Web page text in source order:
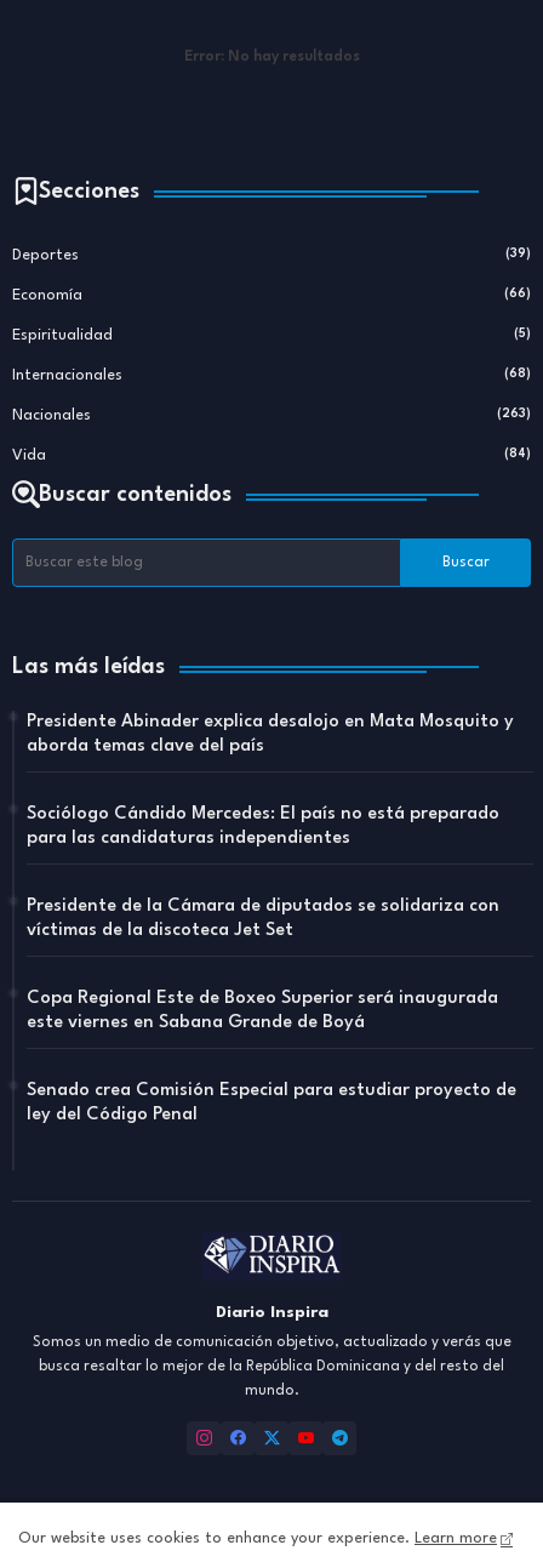
Error: No hay resultados
Secciones
Deportes (39)
Economía (66)
Espiritualidad (5)
Internacionales (68)
Nacionales (263)
Vida (84)
Buscar contenidos
Las más leídas
Presidente Abinader explica desalojo en Mata Mosquito y
aborda temas clave del país
Sociólogo Cándido Mercedes: El país no está preparado
para las candidaturas independientes
Presidente de la Cámara de diputados se solidariza con
víctimas de la discoteca Jet Set
Copa Regional Este de Boxeo Superior será inaugurada
este viernes en Sabana Grande de Boyá
Senado crea Comisión Especial para estudiar proyecto de
ley del Código Penal
Diario Inspira
Somos un medio de comunicación objetivo, actualizado y verás que
busca resaltar lo mejor de la República Dominicana y del resto del
mundo.
Inicio About Contact us Política de Privacidad
Our website uses cookies to enhance your experience. Learn more